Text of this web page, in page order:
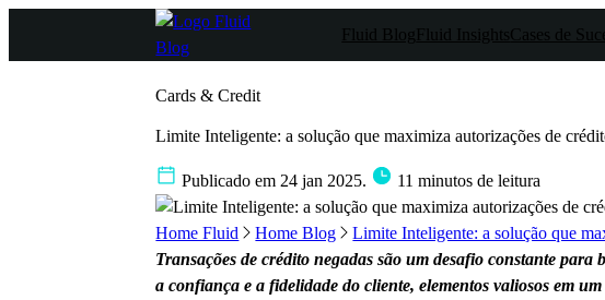
Fluid Blog Fluid InsightsCases de
Cards & Credit
Limite Inteligente: a solução que maximiza autorizações de
Publicado em 24 jan 2025. 11 minutos de leitura
Home Fluid Home Blog
Limite Inteligente: a solução que
Transações de crédito negadas são um desafio constante
a confiança e a fidelidade do cliente, elementos valiosos em